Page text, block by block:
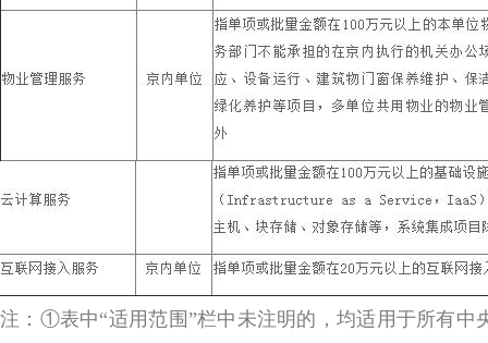
注：①表中“适用范围”栏中未注明的，均适用于所有中